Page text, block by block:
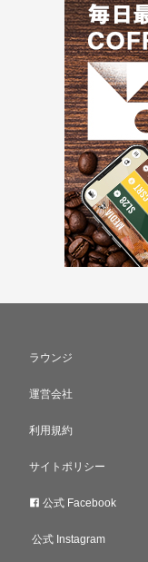
ラウンジ
運営会社
利用規約
サイトポリシー
公式 Facebook
公式 Instagram